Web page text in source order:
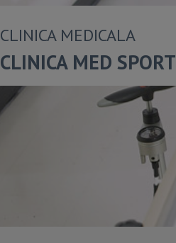
CLINICA MEDICALA
CLINICA MED SPORT